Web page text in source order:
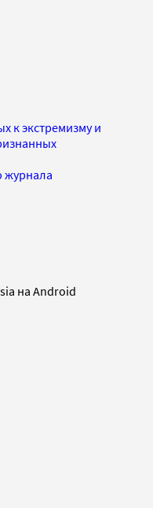
к экстремизму и
журнала
на Android